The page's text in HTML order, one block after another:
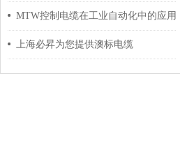
MTW控制电缆在工业自动化中的应用
上海必昇为您提供澳标电缆